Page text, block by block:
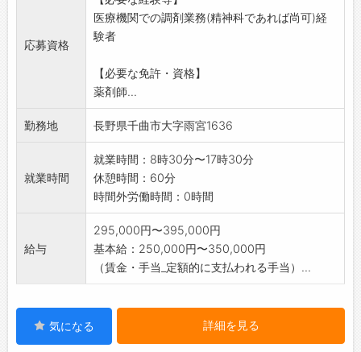
きやすい職場環境
です。
【変更の範囲】なし
応募資格
医療機関での調剤業務(精神科であれば尚可)経
験者
【必要な免許・資格】
薬剤師...
勤務地 長野県千曲市大字雨宮1636
就業時間
就業時間：8時30分〜17時30分
休憩時間：60分
時間外労働時間：0時間
給与
295,000円〜395,000円
基本給：250,000円〜350,000円
（賃金・手当_定額的に支払われる手当）...
気になる 詳細を見る